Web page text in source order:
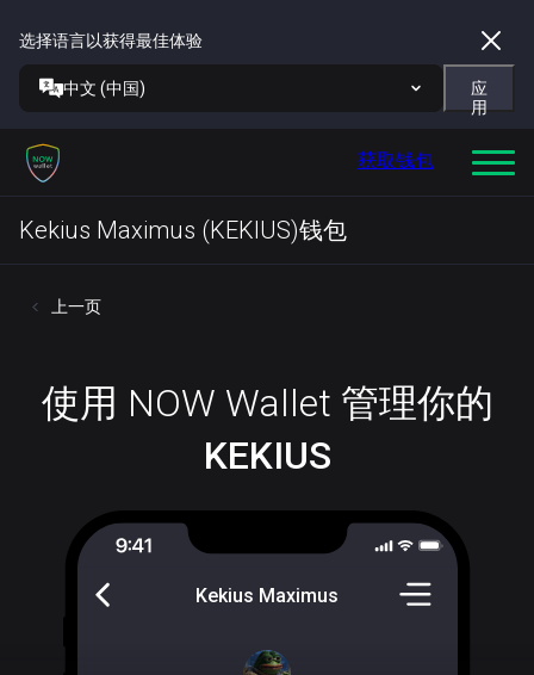
选择语言以获得最佳体验
中文 (中国)
应
用
获取钱包
Kekius Maximus (KEKIUS)钱包
上一页
使用 NOW Wallet 管理你的
KEKIUS
Kekius Maximus